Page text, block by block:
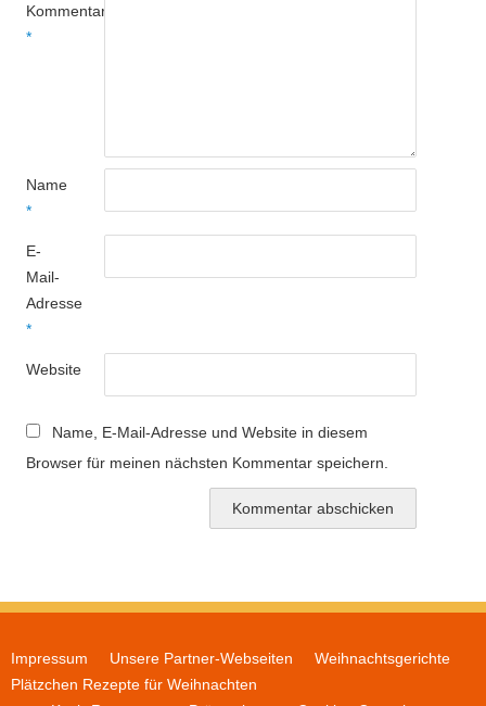
Kommentar
*
Name
*
E-
Mail-
Adresse
*
Website
Name, E-Mail-Adresse und Website in diesem
Browser für meinen nächsten Kommentar speichern.
Impressum Unsere Partner-Webseiten
Weihnachtsgerichte
Plätzchen Rezepte für Weihnachten